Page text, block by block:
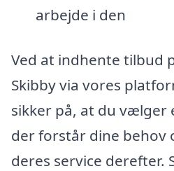
arbejde i den
Ved at indhente tilbud
Skibby via vores
sikker på, at du vælger
der forstår dine behov
deres service derefter.